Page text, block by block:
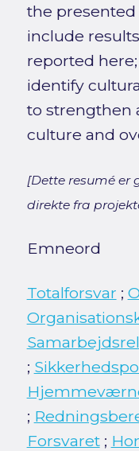
the
include
reported
identify
to strengthen
culture and
[Dette resumé er
direkte fra
Emneord
Totalforsvar ;
;
;
Forsvaret;